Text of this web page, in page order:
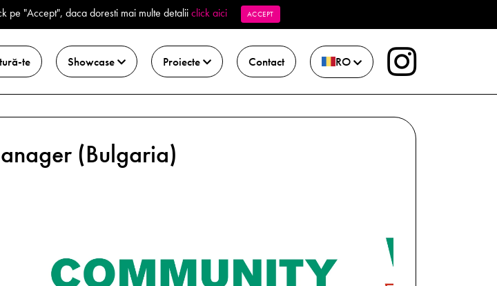
pe "Accept", daca doresti mai multe detaliiclick aici ACCEPT
te Showcase Proiecte Contact RO
(Bulgaria)